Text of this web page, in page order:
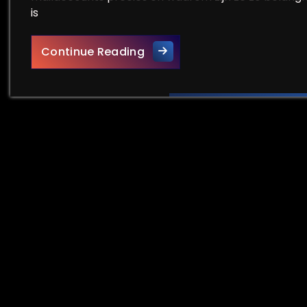
is
Continue ReadingAlles over het beheren van